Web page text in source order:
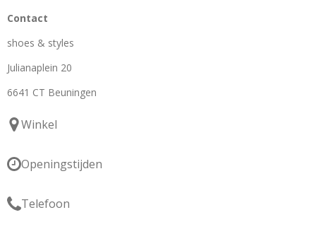
Contact
shoes & styles
Julianaplein 20
6641 CT Beuningen
Winkel
Openingstijden
Telefoon